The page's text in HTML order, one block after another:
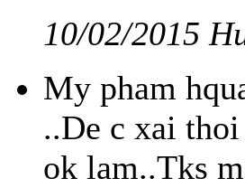
10/02/2015
My pham
..De c xai
ok lam..Tks